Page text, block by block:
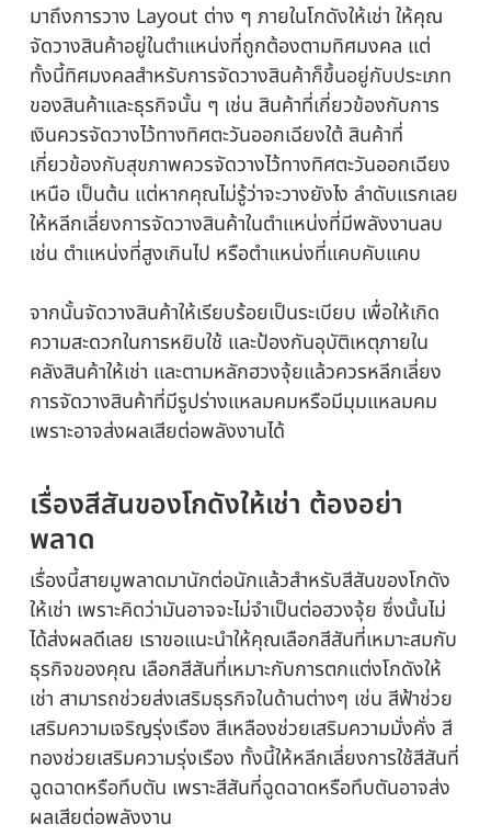
มาถึงการวาง Layout ต่าง ๆ ภายในโกดังให้เช่า ให้คุณ
จัดวางสินค้าอยู่ในตำแหน่งที่ถูกต้องตามทิศมงคล แต่
ทั้งนี้ทิศมงคลสำหรับการจัดวางสินค้าก็ขึ้นอยู่กับประเภท
ของสินค้าและธุรกิจนั้น ๆ เช่น สินค้าที่เกี่ยวข้องกับการ
เงินควรจัดวางไว้ทางทิศตะวันออกเฉียงใต้ สินค้าที่
เกี่ยวข้องกับสุขภาพควรจัดวางไว้ทางทิศตะวันออกเฉียง
เหนือ เป็นต้น แต่หากคุณไม่รู้ว่าจะวางยังไง ลำดับแรกเลย
ให้หลีกเลี่ยงการจัดวางสินค้าในตำแหน่งที่มีพลังงานลบ
เช่น ตำแหน่งที่สูงเกินไป หรือตำแหน่งที่แคบคับแคบ
จากนั้นจัดวางสินค้าให้เรียบร้อยเป็นระเบียบ เพื่อให้เกิด
ความสะดวกในการหยิบใช้ และป้องกันอุบัติเหตุภายใน
คลังสินค้าให้เช่า และตามหลักฮวงจุ้ยแล้วควรหลีกเลี่ยง
การจัดวางสินค้าที่มีรูปร่างแหลมคมหรือมีมุมแหลมคม
เพราะอาจส่งผลเสียต่อพลังงานได้
เรื่องสีสันของโกดังให้เช่า ต้องอย่า
พลาด
เรื่องนี้สายมูพลาดมานักต่อนักแล้วสำหรับสีสันของโกดัง
ให้เช่า เพราะคิดว่ามันอาจจะไม่จำเป็นต่อฮวงจุ้ย ซึ่งนั้นไม่
ได้ส่งผลดีเลย เราขอแนะนำให้คุณเลือกสีสันที่เหมาะสมกับ
ธุรกิจของคุณ เลือกสีสันที่เหมาะกับการตกแต่งโกดังให้
เช่า สามารถช่วยส่งเสริมธุรกิจในด้านต่างๆ เช่น สีฟ้าช่วย
เสริมความเจริญรุ่งเรือง สีเหลืองช่วยเสริมความมั่งคั่ง สี
ทองช่วยเสริมความรุ่งเรือง ทั้งนี้ให้หลีกเลี่ยงการใช้สีสันที่
ฉูดฉาดหรือทึบตัน เพราะสีสันที่ฉูดฉาดหรือทึบตันอาจส่ง
ผลเสียต่อพลังงาน